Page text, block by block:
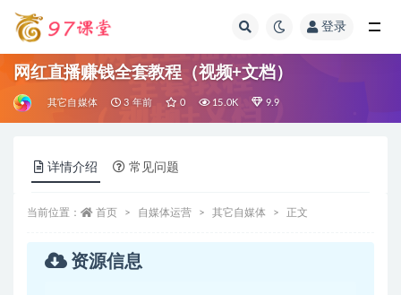
登录
网红直播赚钱全套教程（视频+文档）
其它自媒体 3 年前 0 15.0K 9.9
详情介绍 常见问题
当前位置： 首页 自媒体运营 其它自媒体 正文
资源信息